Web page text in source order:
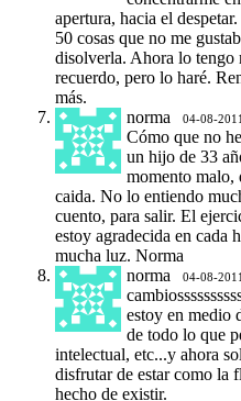
apertura, hacia el despetar.
50 cosas que no me
disolverla. Ahora lo tengo
recuerdo, pero lo haré.
más.
norma
04-08-
Cómo que no
un hijo de 33
momento malo,
caida. No lo entiendo
cuento, para salir. El
estoy agradecida en cada
mucha luz. Norma
norma
04-08-
estoy en medio
de todo lo que
intelectual, etc...y ahora
disfrutar de estar como la
hecho de existir.